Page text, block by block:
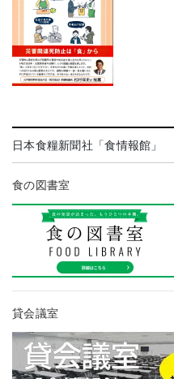
日本食糧新聞社「食情報館」
食の図書室
貸会議室